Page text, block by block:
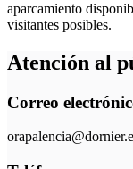
aparcamiento
visitantes posibles.
Atención al
Correo